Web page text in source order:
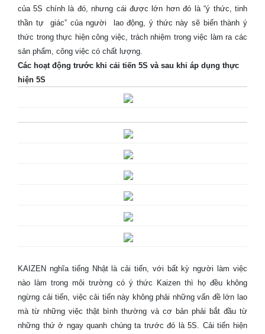
của 5S chính là đó, nhưng cái được lớn hơn đó là “ý thức, tinh
thần tự giác” của người lao động, ý thức này sẽ biến thành ý
thức trong thực hiện công việc, trách nhiệm trong việc làm ra các
sản phẩm, công việc có chất lượng.
Các hoạt động trước khi cải tiến 5S và sau khi áp dụng thực
hiện 5S
KAIZEN nghĩa tiếng Nhật là cải tiến, với bất kỳ người làm việc
nào làm trong môi trường có ý thức Kaizen thì họ đều không
ngừng cải tiến, việc cải tiến này không phải những vấn đề lớn lao
mà từ những việc thật bình thường và cơ bản phải bắt đầu từ
những thứ ở ngay quanh chúng ta trước đó là 5S. Cải tiến hiện